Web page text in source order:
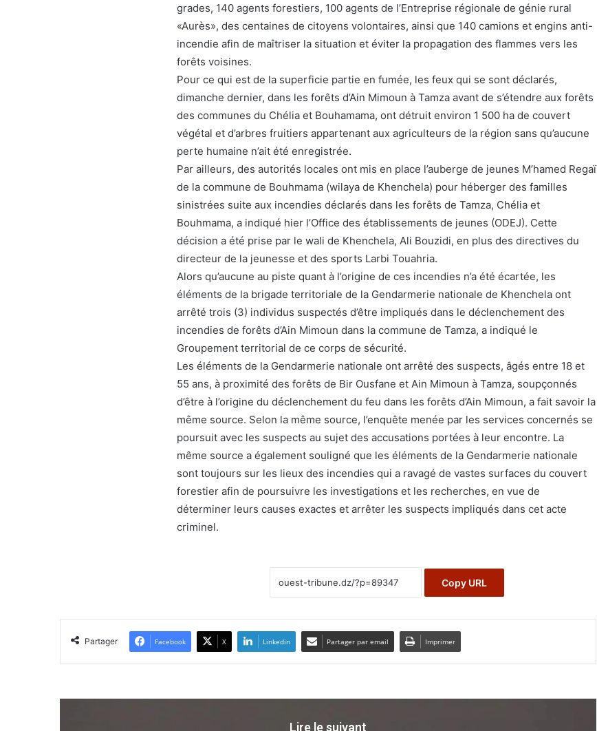
grades, 140 agents forestiers, 100 agents de l’Entreprise régionale de génie rural
«Aurès», des centaines de citoyens volontaires, ainsi que 140 camions et engins anti-
incendie afin de maîtriser la situation et éviter la propagation des flammes vers les
forêts voisines.
Pour ce qui est de la superficie partie en fumée, les feux qui se sont déclarés,
dimanche dernier, dans les forêts d’Ain Mimoun à Tamza avant de s’étendre aux forêts
des communes du Chélia et Bouhamama, ont détruit environ 1 500 ha de couvert
végétal et d’arbres fruitiers appartenant aux agriculteurs de la région sans qu’aucune
perte humaine n’ait été enregistrée.
Par ailleurs, des autorités locales ont mis en place l’auberge de jeunes M’hamed Regaï
de la commune de Bouhmama (wilaya de Khenchela) pour héberger des familles
sinistrées suite aux incendies déclarés dans les forêts de Tamza, Chélia et
Bouhmama, a indiqué hier l’Office des établissements de jeunes (ODEJ). Cette
décision a été prise par le wali de Khenchela, Ali Bouzidi, en plus des directives du
directeur de la jeunesse et des sports Larbi Touahria.
Alors qu’aucune au piste quant à l’origine de ces incendies n’a été écartée, les
éléments de la brigade territoriale de la Gendarmerie nationale de Khenchela ont
arrêté trois (3) individus suspectés d’être impliqués dans le déclenchement des
incendies de forêts d’Ain Mimoun dans la commune de Tamza, a indiqué le
Groupement territorial de ce corps de sécurité.
Les éléments de la Gendarmerie nationale ont arrêté des suspects, âgés entre 18 et
55 ans, à proximité des forêts de Bir Ousfane et Ain Mimoun à Tamza, soupçonnés
d’être à l’origine du déclenchement du feu dans les forêts d’Ain Mimoun, a fait savoir la
même source. Selon la même source, l’enquête menée par les services concernés se
poursuit avec les suspects au sujet des accusations portées à leur encontre. La
même source a également souligné que les éléments de la Gendarmerie nationale
sont toujours sur les lieux des incendies qui a ravagé de vastes surfaces du couvert
forestier afin de poursuivre les investigations et les recherches, en vue de
déterminer leurs causes exactes et arrêter les suspects impliqués dans cet acte
criminel.
Copy URL
Partager Facebook X Linkedin Partager par email Imprimer